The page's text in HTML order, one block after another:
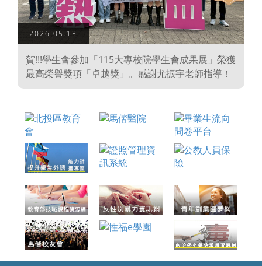
2026.05.13
賀!!!學生會參加「115大專校院學生會成果展」榮獲
最高榮譽獎項「卓越獎」。感謝尤振宇老師指導！
一
頁
一
頁